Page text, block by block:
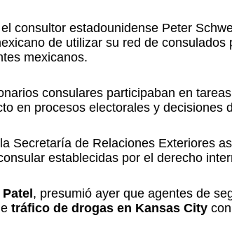
consultor estadounidense Peter
de utilizar su red de
mexicanos.
consulares participaban en
en procesos electorales y decisiones
Secretaría de Relaciones Exteriores
establecidas por el derecho
, presumió ayer que agentes de
tráfico de drogas en Kansas City